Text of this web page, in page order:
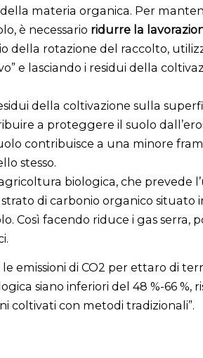
materia organica. Per
è necessario ridurre la
della rotazione del raccolto,
e lasciando i residui della
della coltivazione sulla
a proteggere il suolo
contribuisce a una minore
stesso.
biologica, che prevede
di carbonio organico situato
Così facendo riduce i gas serra,
le emissioni di CO2 per ettaro di
siano inferiori del 48 %-66 %,
coltivati con metodi tradizionali”.